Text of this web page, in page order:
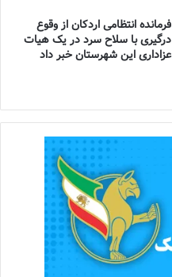
فرمانده انتظامی اردکان از وقوع
درگیری با سلاح سرد در یک هیات
عزاداری این شهرستان خبر داد